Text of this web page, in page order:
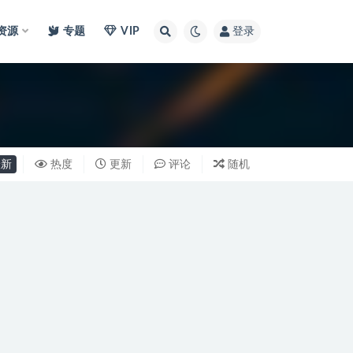
源 专题 VIP 登录
热度 更新 评论 随机